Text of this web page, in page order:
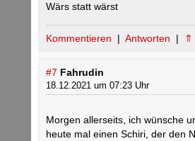
Wärs statt wärst
Kommentieren | Antworten | ⇑
#7 Fahrudin
18.12.2021 um 07:23 Uhr
Morgen allerseits, ich wünsche
heute mal einen Schiri, der den